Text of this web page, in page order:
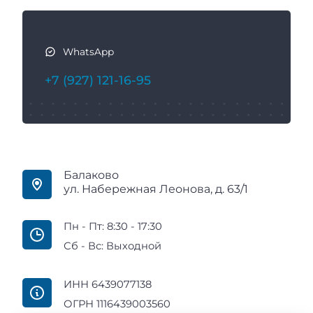
WhatsApp
+7 (927) 121-16-95
Балаково
ул. Набережная Леонова, д. 63/1
Пн - Пт: 8:30 - 17:30
Сб - Вс: Выходной
ИНН 6439077138
ОГРН 1116439003560